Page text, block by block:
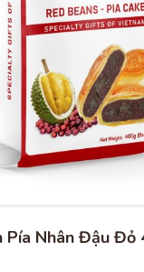
Pía Nhân Đậu Đỏ